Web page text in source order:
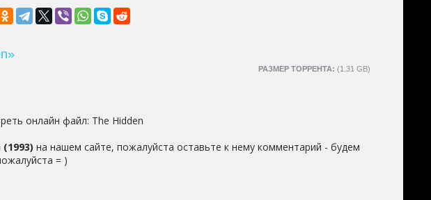
РАЗМЕР ТОРРЕНТА: (1.31 GB)
онлайн файл: The Hidden
на нашем сайте, пожалуйста оставьте к нему комментарий - будем
= )